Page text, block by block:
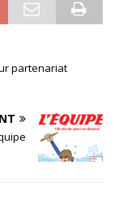
partenariat